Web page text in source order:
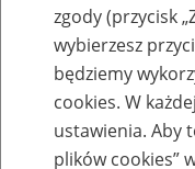
Ograniczenia
mobilnej
zgody (przycisk
wybierzesz
będziemy
cookies. W
ustawienia. Aby
plików cookies”